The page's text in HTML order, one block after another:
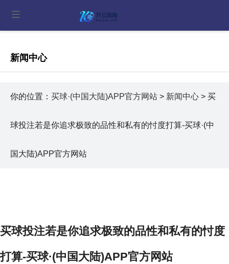
新闻中心
你的位置： 买球·(中国大陆)APP官方网站 > 新闻中心 > 买
球投注若是你追求极致的品性和私有的忖度打算-买球·(中
国大陆)APP官方网站
买球投注若是你追求极致的品性和私有的忖度
打算-买球·(中国大陆)APP官方网站